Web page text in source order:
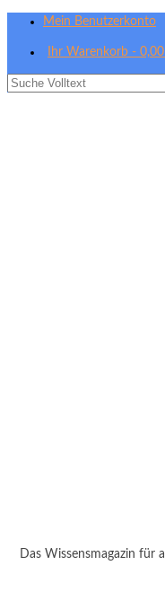
Mein Benutzerkonto
Ihr Warenkorb - 0,00
Suche
Das Wissensmagazin für